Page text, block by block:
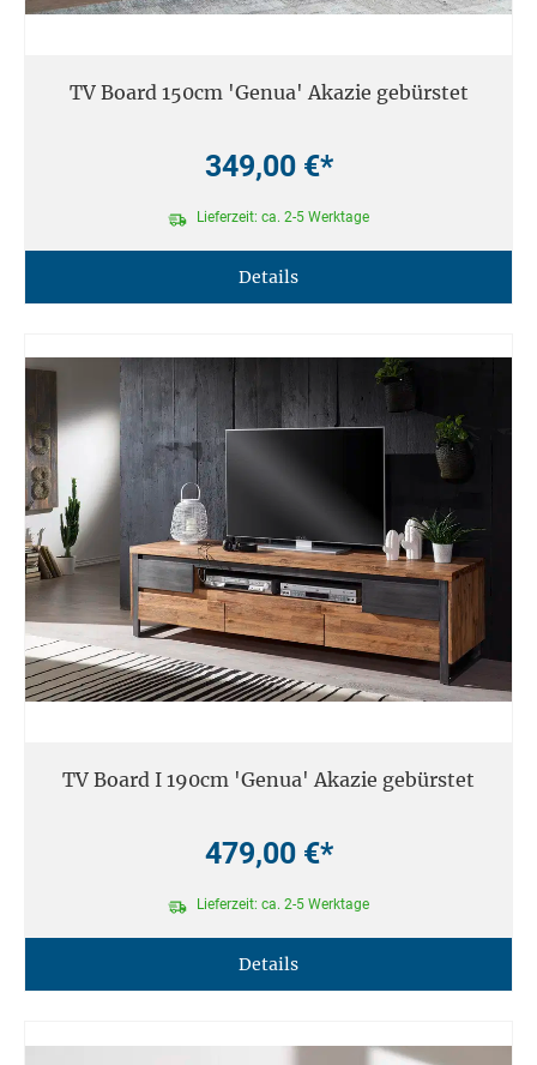
TV Board 150cm 'Genua' Akazie gebürstet
349,00 €*
Lieferzeit: ca. 2-5 Werktage
Details
TV Board I 190cm 'Genua' Akazie gebürstet
479,00 €*
Lieferzeit: ca. 2-5 Werktage
Details